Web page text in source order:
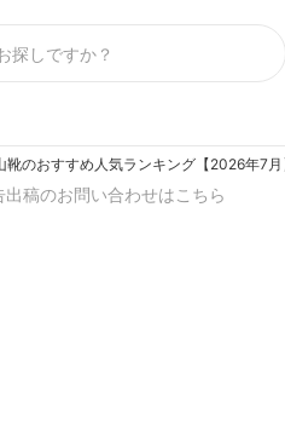
のおすすめ人気ランキング【2026年7月
出稿のお問い合わせはこちら